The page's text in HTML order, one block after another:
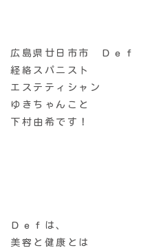
広島県廿日市市 Ｄｅｆ
経絡スパニスト
エステティシャン
ゆきちゃんこと
下村由希です！
Ｄｅｆは、
美容と健康とは